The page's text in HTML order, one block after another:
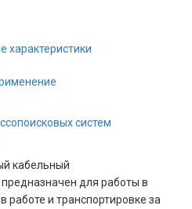
характеристики
систем
кабельный
для работы в
работе и транспортировке за